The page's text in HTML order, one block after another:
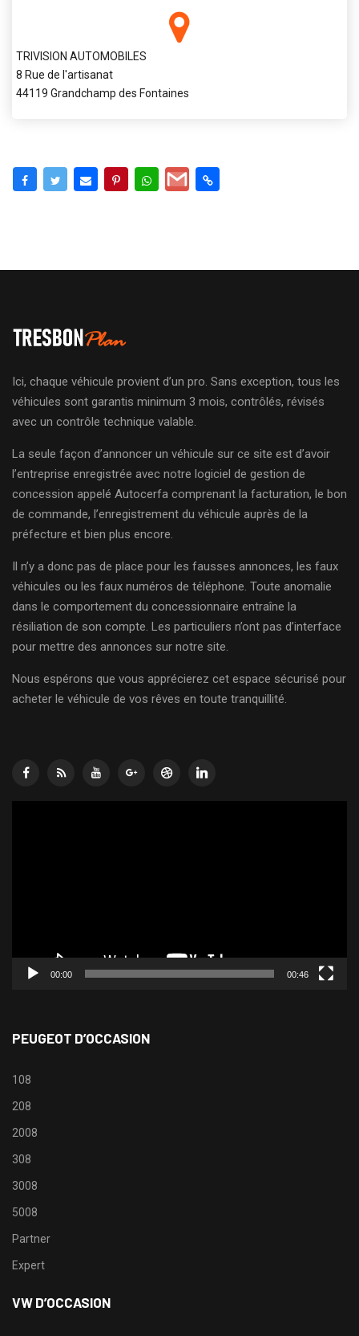
TRIVISION AUTOMOBILES
8 Rue de l'artisanat
44119 Grandchamp des Fontaines
Ici, chaque véhicule provient d’un pro. Sans exception, tous les
véhicules sont garantis minimum 3 mois, contrôlés, révisés
avec un contrôle technique valable.
La seule façon d’annoncer un véhicule sur ce site est d’avoir
l’entreprise enregistrée avec notre logiciel de gestion de
concession appelé Autocerfa comprenant la facturation, le bon
de commande, l’enregistrement du véhicule auprès de la
préfecture et bien plus encore.
Il n’y a donc pas de place pour les fausses annonces, les faux
véhicules ou les faux numéros de téléphone. Toute anomalie
dans le comportement du concessionnaire entraîne la
résiliation de son compte. Les particuliers n’ont pas d’interface
pour mettre des annonces sur notre site.
Nous espérons que vous apprécierez cet espace sécurisé pour
acheter le véhicule de vos rêves en toute tranquillité.
00:00 00:46
PEUGEOT D’OCCASION
108
208
2008
308
3008
5008
Partner
Expert
VW D’OCCASION